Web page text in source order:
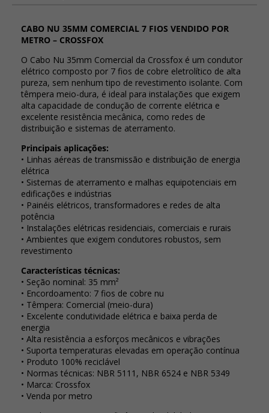
CABO NU 35MM COMERCIAL 7 FIOS VENDIDO POR
METRO – CROSSFOX
O Cabo Nu 35mm Comercial da Crossfox é um condutor
elétrico composto por 7 fios de cobre eletrolítico de alta
pureza, sem nenhum tipo de revestimento isolante. Com
têmpera meio-dura, é ideal para instalações que exigem
alta capacidade de condução de corrente elétrica e
excelente resistência mecânica, como redes de
distribuição e sistemas de aterramento.
Principais aplicações:
• Linhas aéreas de transmissão e distribuição de energia
elétrica
• Sistemas de aterramento e malhas equipotenciais em
edificações e indústrias
• Painéis elétricos, transformadores e redes de alta
potência
• Instalações elétricas residenciais, comerciais e rurais
• Ambientes que exigem condutores robustos, sem
revestimento
Características técnicas:
• Seção nominal: 35 mm²
• Encordoamento: 7 fios de cobre nu
• Têmpera: Comercial (meio-dura)
• Excelente condutividade elétrica e baixa perda de
energia
• Alta resistência a esforços mecânicos e vibrações
• Suporta temperaturas elevadas em operação contínua
• Produto 100% reciclável
• Normas técnicas: NBR 5111, NBR 6524 e NBR 5349
• Marca: Crossfox
• Venda por metro